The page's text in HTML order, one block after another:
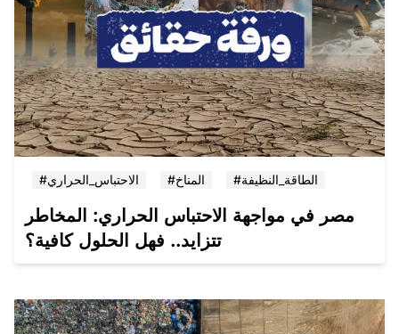
#الاحتباس_الحراري #المناخ #الطاقة_النظيفة
مصر في مواجهة الاحتباس الحراري: المخاطر
تتزايد.. فهل الحلول كافية؟